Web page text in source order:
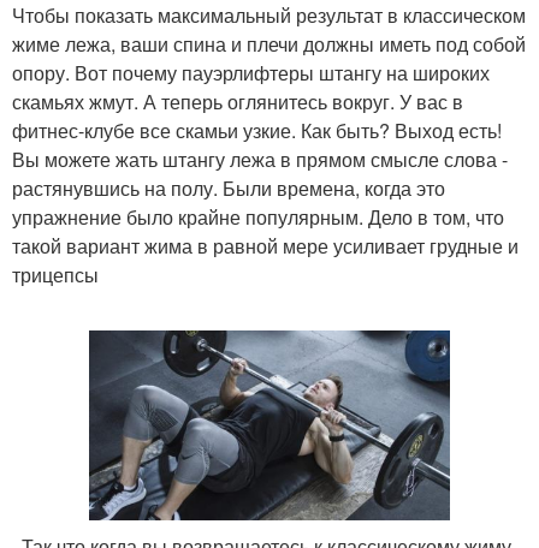
Чтобы показать максимальный результат в классическом
жиме лежа, ваши спина и плечи должны иметь под собой
опору. Вот почему пауэрлифтеры штангу на широких
скамьях жмут. А теперь оглянитесь вокруг. У вас в
фитнес-клубе все скамьи узкие. Как быть? Выход есть!
Вы можете жать штангу лежа в прямом смысле слова -
растянувшись на полу. Были времена, когда это
упражнение было крайне популярным. Дело в том, что
такой вариант жима в равной мере усиливает грудные и
трицепсы